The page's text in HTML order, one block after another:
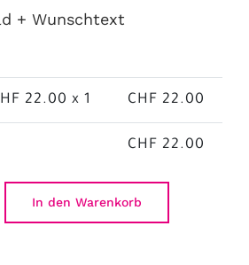
+ Wunschtext
22.00 x 1 CHF 22.00
CHF 22.00
In den Warenkorb